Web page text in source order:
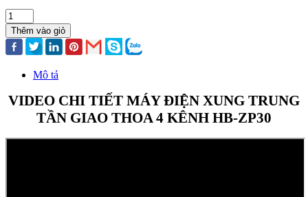
Thêm vào giỏ
Mô tả
VIDEO CHI TIẾT MÁY ĐIỆN XUNG TRUNG
TẦN GIAO THOA 4 KÊNH HB-ZP30